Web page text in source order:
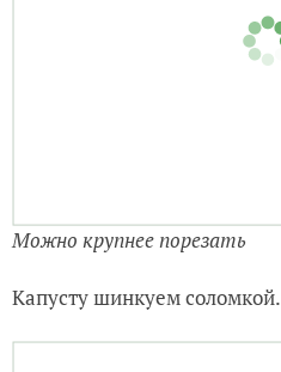
Можно крупнее порезать
Капусту шинкуем соломкой.